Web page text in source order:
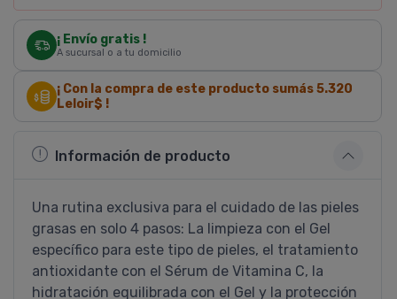
¡ Envío gratis !
A sucursal o a tu domicilio
¡ Con la compra de este producto sumás5.320
Leloir$ !
Información de producto
Una rutina exclusiva para el cuidado de las pieles
grasas en solo 4 pasos: La limpieza con el Gel
específico para este tipo de pieles, el tratamiento
antioxidante con el Sérum de Vitamina C, la
hidratación equilibrada con el Gel y la protección